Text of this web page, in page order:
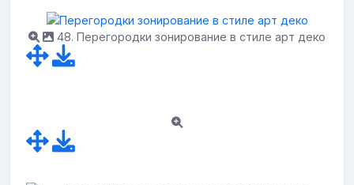
48. Перегородки зонирование в стиле арт деко